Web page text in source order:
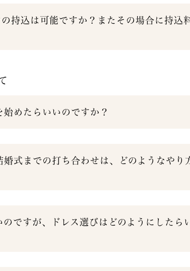
の持込は可能ですか？またその場合に持込
めたらいいのですか？
婚式までの打ち合わせは、どのようなやり
ですが、ドレス選びはどのようにしたら